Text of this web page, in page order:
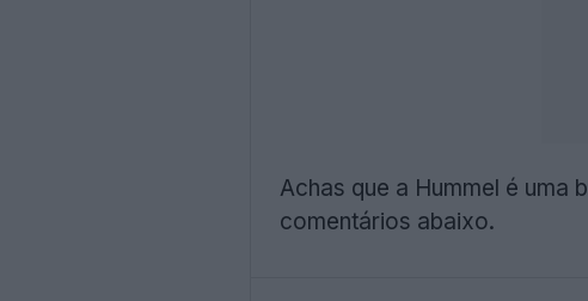
Achas que a Hummel é
comentários abaixo.